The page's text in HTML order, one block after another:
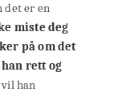
det er en
miste deg
på om det
rett og
han